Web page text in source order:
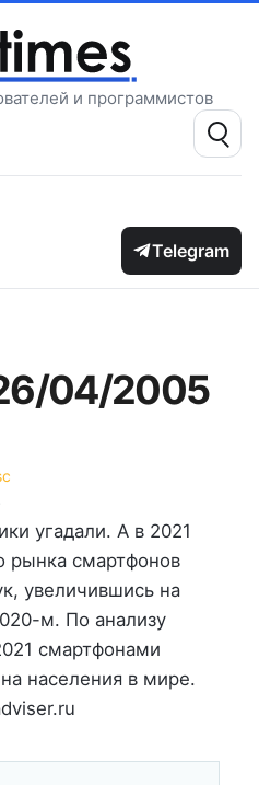
и программистов
Поиск:
Telegram
04/2005
угадали. А в 2021
рынка смартфонов
увеличившись на
м. По анализу
смартфонами
населения в мире.